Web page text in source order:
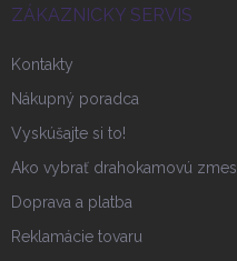
ZÁKAZNICKY SERVIS
Kontakty
Nákupný poradca
Vyskúšajte si to!
Ako vybrať drahokamovú zmes
Doprava a platba
Reklamácie tovaru